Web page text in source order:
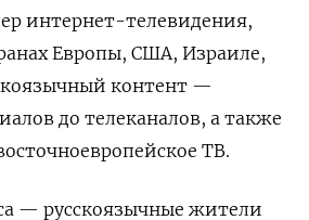
интернет-телевидения,
Европы, США, Израиле,
контент —
до телеканалов, а также
ТВ.
— русскоязычные жители